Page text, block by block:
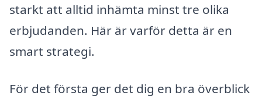
starkt att alltid inhämta minst tre olika
erbjudanden. Här är varför detta är en
smart strategi.
För det första ger det dig en bra överblick